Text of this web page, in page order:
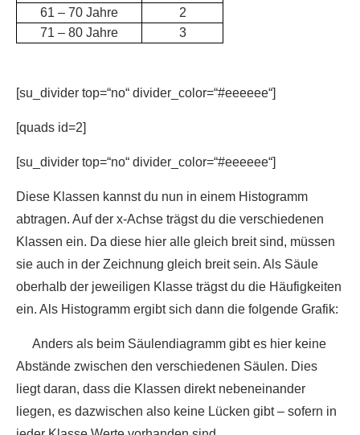
61 – 70 Jahre
2
71 – 80 Jahre
3
[su_divider top=“no“ divider_color=“#eeeeee“]
[quads id=2]
[su_divider top=“no“ divider_color=“#eeeeee“]
Diese Klassen kannst du nun in einem Histogramm
abtragen. Auf der x-Achse trägst du die verschiedenen
Klassen ein. Da diese hier alle gleich breit sind, müssen
sie auch in der Zeichnung gleich breit sein. Als Säule
oberhalb der jeweiligen Klasse trägst du die Häufigkeiten
ein. Als Histogramm ergibt sich dann die folgende Grafik:
Anders als beim Säulendiagramm gibt es hier keine
Abstände zwischen den verschiedenen Säulen. Dies
liegt daran, dass die Klassen direkt nebeneinander
liegen, es dazwischen also keine Lücken gibt – sofern in